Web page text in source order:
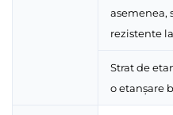
asemenea,
rezistente
Strat de
o etanșare